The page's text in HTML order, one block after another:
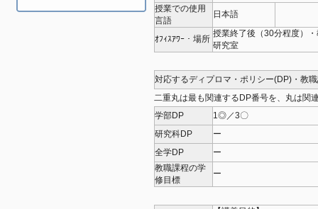
授業での使用
言語
日本語
ｵﾌｨｽｱﾜｰ・場所
授業終了後（30分程度）
研究室
対応するディプロマ・ポリシー(DP)・教
二重丸は最も関連するDP番号を、丸は関
学部DP
1◎／3〇
研究科DP
ー
全学DP
ー
教職課程の学
修目標
ー